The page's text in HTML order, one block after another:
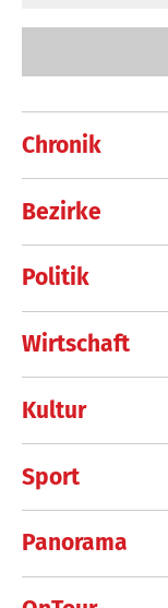
Chronik
Bezirke
Politik
Wirtschaft
Kultur
Sport
Panorama